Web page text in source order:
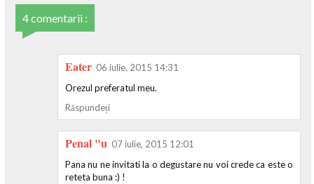
4 comentarii :
Eater 06 iulie, 2015 14:31
Orezul preferatul meu.
Răspundeți
Penal "u 07 iulie, 2015 12:01
Pana nu ne invitati la o degustare nu voi crede ca este o
reteta buna :) !